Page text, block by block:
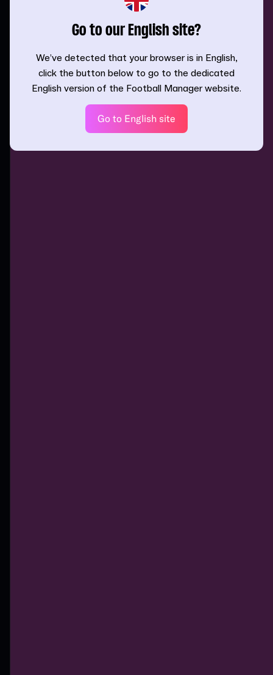
Go to our English site?
We’ve detected that your browser is in English,
click the button below to go to the dedicated
English version of the Football Manager website.
Go to English site